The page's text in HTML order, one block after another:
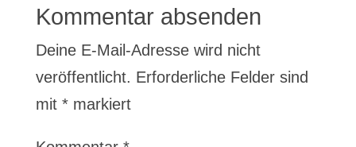
Kommentar absenden
Deine E-Mail-Adresse wird nicht
veröffentlicht. Erforderliche Felder sind
mit *markiert